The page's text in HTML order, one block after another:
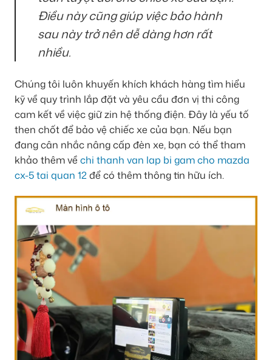
Điều này cũng giúp việc bảo hành
sau này trở nên dễ dàng hơn rất
nhiều.
Chúng tôi luôn khuyến khích khách hàng tìm hiểu
kỹ về quy trình lắp đặt và yêu cầu đơn vị thi công
cam kết về việc giữ zin hệ thống điện. Đây là yếu tố
then chốt để bảo vệ chiếc xe của bạn. Nếu bạn
đang cân nhắc nâng cấp đèn xe, bạn có thể tham
khảo thêm về chi thanh van lap bi gam cho mazda
cx-5 tai quan 12để có thêm thông tin hữu ích.